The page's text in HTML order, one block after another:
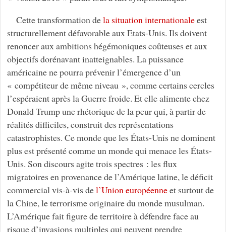
Cette transformation dela situation internationaleest
structurellement défavorable aux Etats-Unis. Ils doivent
renoncer aux ambitions hégémoniques coûteuses et aux
objectifs dorénavant inatteignables. La puissance
américaine ne pourra prévenir l’émergence d’un
« compétiteur de même niveau », comme certains cercles
l’espéraient après la Guerre froide. Et elle alimente chez
Donald Trump une rhétorique de la peur qui, à partir de
réalités difficiles, construit des représentations
catastrophistes. Ce monde que les États-Unis ne dominent
plus est présenté comme un monde qui menace les États-
Unis. Son discours agite trois spectres : les flux
migratoires en provenance de l’Amérique latine, le déficit
commercial vis-à-vis del’Union européenneet surtout de
la Chine, le terrorisme originaire du monde musulman.
L’Amérique fait figure de territoire à défendre face au
risque d’invasions multiples qui peuvent prendre